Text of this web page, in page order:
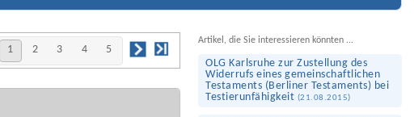
1 2 3 4 5
Artikel, die Sie interessieren könnten ...
OLG Karlsruhe zur Zustellung des
Widerrufs eines gemeinschaftlichen
Testaments (Berliner Testaments) bei
Testierunfähigkeit (21.08.2015)